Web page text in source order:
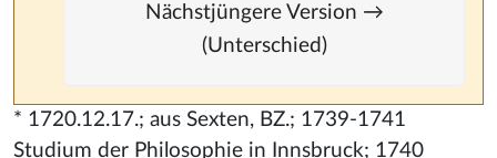
Nächstjüngere Version →
(Unterschied)
* 1720.12.17.; aus Sexten, BZ.; 1739-1741
Studium der Philosophie in Innsbruck; 1740